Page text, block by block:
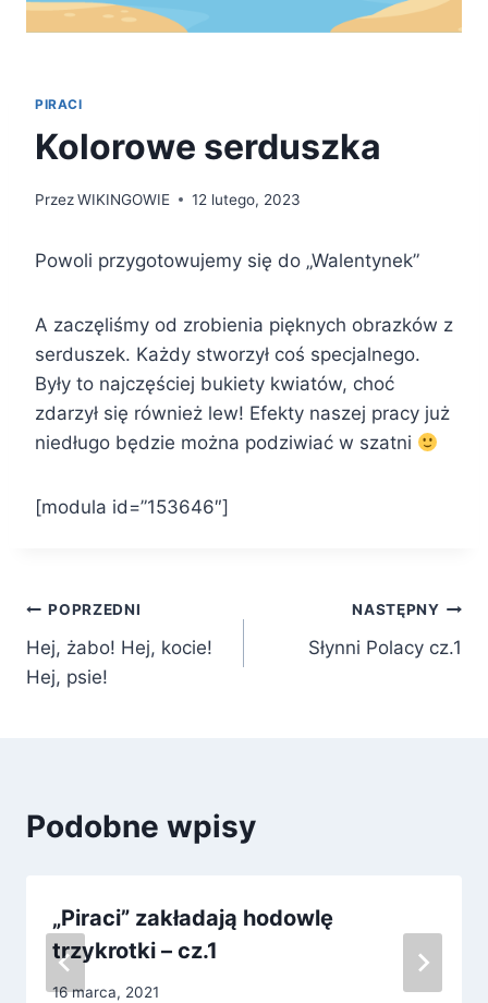
PIRACI
Kolorowe serduszka
PrzezWIKINGOWIE 12 lutego, 2023
Powoli przygotowujemy się do „Walentynek”
A zaczęliśmy od zrobienia pięknych obrazków z
serduszek. Każdy stworzył coś specjalnego.
Były to najczęściej bukiety kwiatów, choć
zdarzył się również lew! Efekty naszej pracy już
niedługo będzie można podziwiać w szatni
[modula id=”153646″]
Nawigacja
wpisu
POPRZEDNI
Hej, żabo! Hej, kocie!
Hej, psie!
NASTĘPNY
Słynni Polacy cz.1
Podobne wpisy
„Piraci” zakładają hodowlę
trzykrotki – cz.1
16 marca, 2021